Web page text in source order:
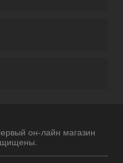
он-лайн магазин